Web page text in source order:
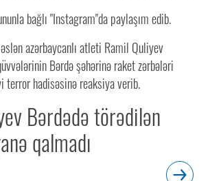
Bərdədə törədilən
qalmadı
əslən azərbaycanlı atleti Ramil Quliyev
Bərdə şəhərinə raket zərbələri
terror hadisəsinə reaksiya verib.
bağlı "Instagram"da paylaşım edib.